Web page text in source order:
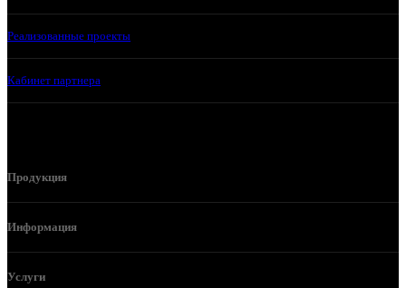
Реализованные проекты
Кабинет партнера
Продукция
Информация
Услуги